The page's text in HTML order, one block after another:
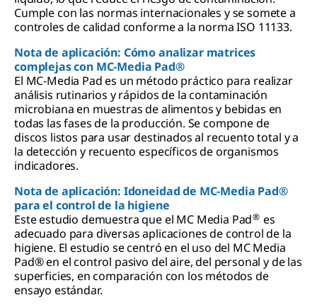
Cumple con las normas internacionales y se somete a
controles de calidad conforme a la norma ISO 11133.
Nota de aplicación: Cómo analizar matrices
complejas con MC-Media Pad®
El MC-Media Pad es un método práctico para realizar
análisis rutinarios y rápidos de la contaminación
microbiana en muestras de alimentos y bebidas en
todas las fases de la producción. Se compone de
discos listos para usar destinados al recuento total y a
la detección y recuento específicos de organismos
indicadores.
Nota de aplicación: Idoneidad de MC-Media Pad®
para el control de la higiene
Este estudio demuestra que el MC Media Pad® es
adecuado para diversas aplicaciones de control de la
higiene. El estudio se centró en el uso del MC Media
Pad® en el control pasivo del aire, del personal y de las
superficies, en comparación con los métodos de
ensayo estándar.